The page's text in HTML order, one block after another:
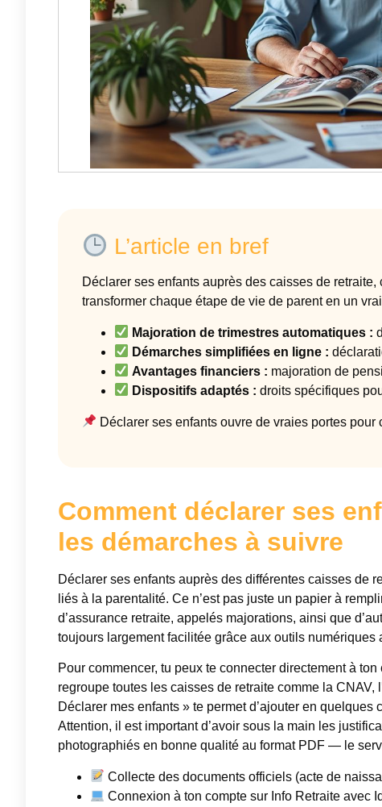
L’article en bref
Déclarer ses enfants auprès des caisses de retraite,
transformer chaque étape de vie de parent en un
Majoration de trimestres automatiques :
Démarches simplifiées en ligne :
Avantages financiers : majoration de
Dispositifs adaptés : droits spécifiques
Déclarer ses enfants ouvre de vraies portes
Comment déclarer ses
les démarches à suivre
Déclarer ses enfants auprès des différentes caisses de
liés à la parentalité. Ce n’est pas juste un papier à
d’assurance retraite, appelés majorations, ainsi que
toujours largement facilitée grâce aux outils numériques
Pour commencer, tu peux te connecter directement à
regroupe toutes les caisses de retraite comme la
Déclarer mes enfants » te permet d’ajouter en
Attention, il est important d’avoir sous la main les
photographiés en bonne qualité au format PDF — le
Collecte des documents officiels (acte de
Connexion à ton compte sur Info Retraite avec